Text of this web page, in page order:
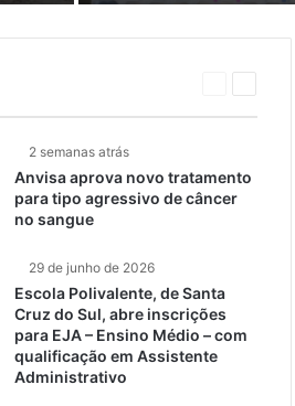
2 semanas atrás
Anvisa aprova novo tratamento
para tipo agressivo de câncer
no sangue
29 de junho de 2026
Escola Polivalente, de Santa
Cruz do Sul, abre inscrições
para EJA – Ensino Médio – com
qualificação em Assistente
Administrativo